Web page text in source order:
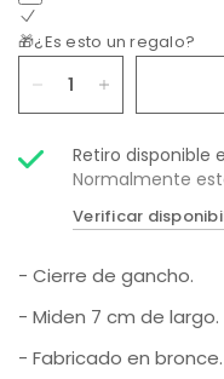
🎁¿Es esto un regalo?
Retiro disponible
Normalmente
Verificar
- Cierre de gancho.
- Miden 7 cm de largo.
- Fabricado en bronce.